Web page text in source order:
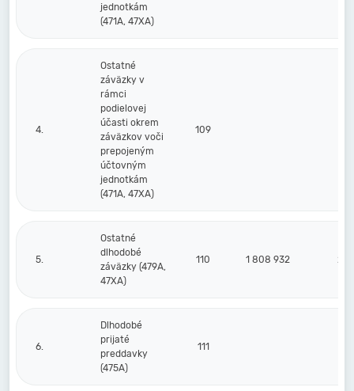
jednotkám
(471A, 47XA)
4.
Ostatné
záväzky v
rámci
podielovej
účasti okrem
záväzkov voči
prepojeným
účtovným
jednotkám
(471A, 47XA)
109
5.
Ostatné
dlhodobé
záväzky (479A,
47XA)
110 1 808 932 2
6.
Dlhodobé
prijaté
preddavky
(475A)
111